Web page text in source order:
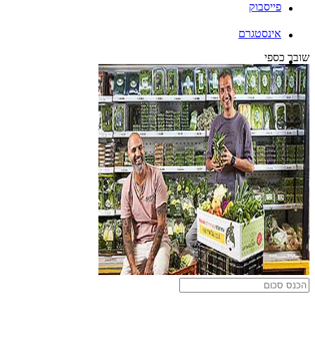
פייסבוק
אינסטגרם
שובר כספי